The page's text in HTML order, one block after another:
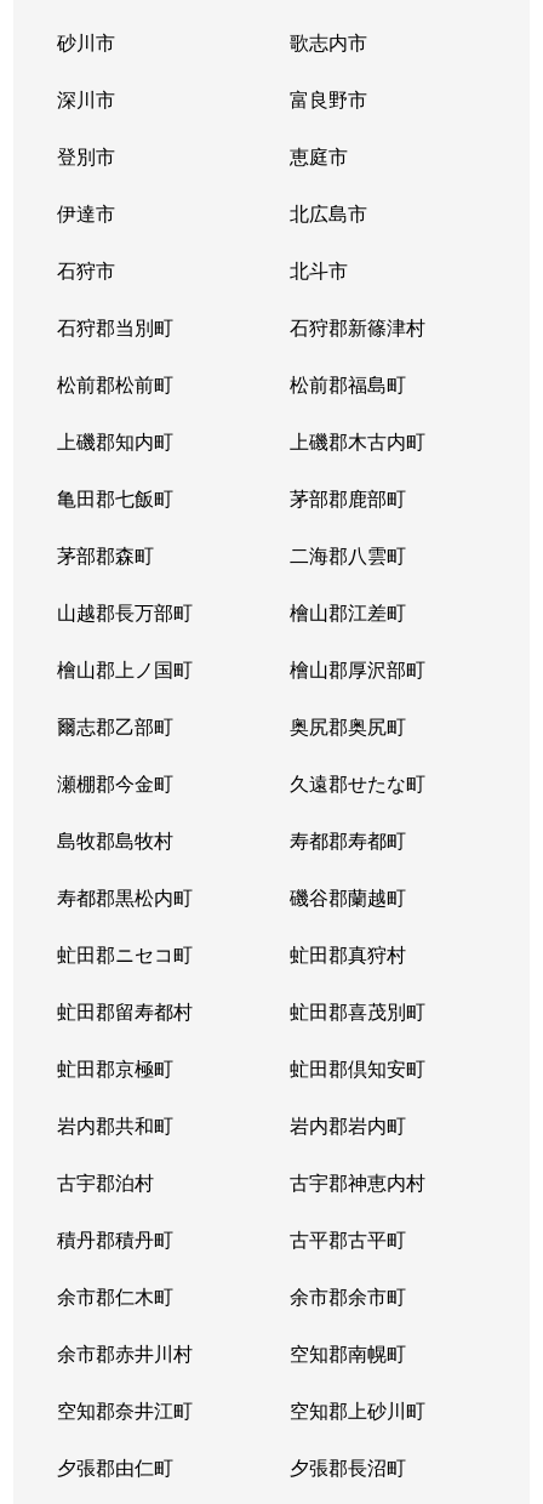
砂川市 歌志内市
深川市 富良野市
登別市 恵庭市
伊達市 北広島市
石狩市 北斗市
石狩郡当別町 石狩郡新篠津村
松前郡松前町 松前郡福島町
上磯郡知内町 上磯郡木古内町
亀田郡七飯町 茅部郡鹿部町
茅部郡森町 二海郡八雲町
山越郡長万部町 檜山郡江差町
檜山郡上ノ国町 檜山郡厚沢部町
爾志郡乙部町 奥尻郡奥尻町
瀬棚郡今金町 久遠郡せたな町
島牧郡島牧村 寿都郡寿都町
寿都郡黒松内町 磯谷郡蘭越町
虻田郡ニセコ町 虻田郡真狩村
虻田郡留寿都村 虻田郡喜茂別町
虻田郡京極町 虻田郡倶知安町
岩内郡共和町 岩内郡岩内町
古宇郡泊村 古宇郡神恵内村
積丹郡積丹町 古平郡古平町
余市郡仁木町 余市郡余市町
余市郡赤井川村 空知郡南幌町
空知郡奈井江町 空知郡上砂川町
夕張郡由仁町 夕張郡長沼町